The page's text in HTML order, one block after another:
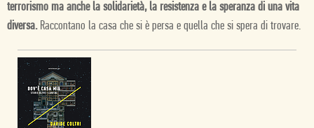
terrorismo ma anche la solidarietà, la resistenza e la speranza di una vita
diversa.Raccontano la casa che si è persa e quella che si spera di trovare.